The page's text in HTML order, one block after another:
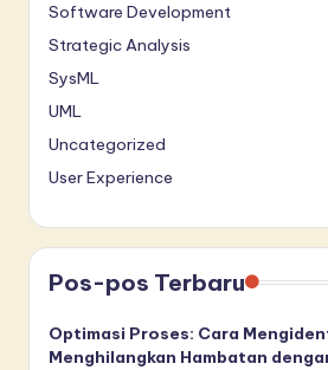
Software Development
Strategic Analysis
SysML
UML
Uncategorized
User Experience
Pos-pos Terbaru
Optimasi Proses: Cara
Menghilangkan Hambatan